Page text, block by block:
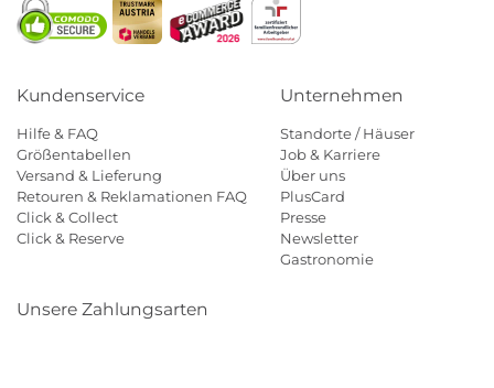
Kundenservice
Hilfe & FAQ
Größentabellen
Versand & Lieferung
Retouren & Reklamationen FAQ
Click & Collect
Click & Reserve
Unternehmen
Standorte / Häuser
Job & Karriere
Über uns
PlusCard
Presse
Newsletter
Gastronomie
Unsere Zahlungsarten